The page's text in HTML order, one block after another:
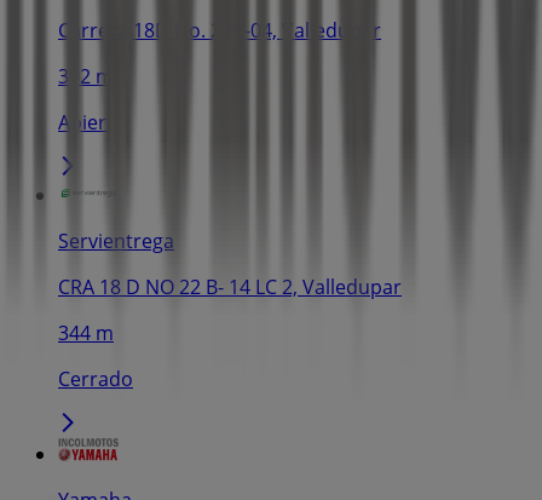
Carrera 18D No. 22C-04, Valledupar
302 m
Abierto
Servientrega
CRA 18 D NO 22 B- 14 LC 2, Valledupar
344 m
Cerrado